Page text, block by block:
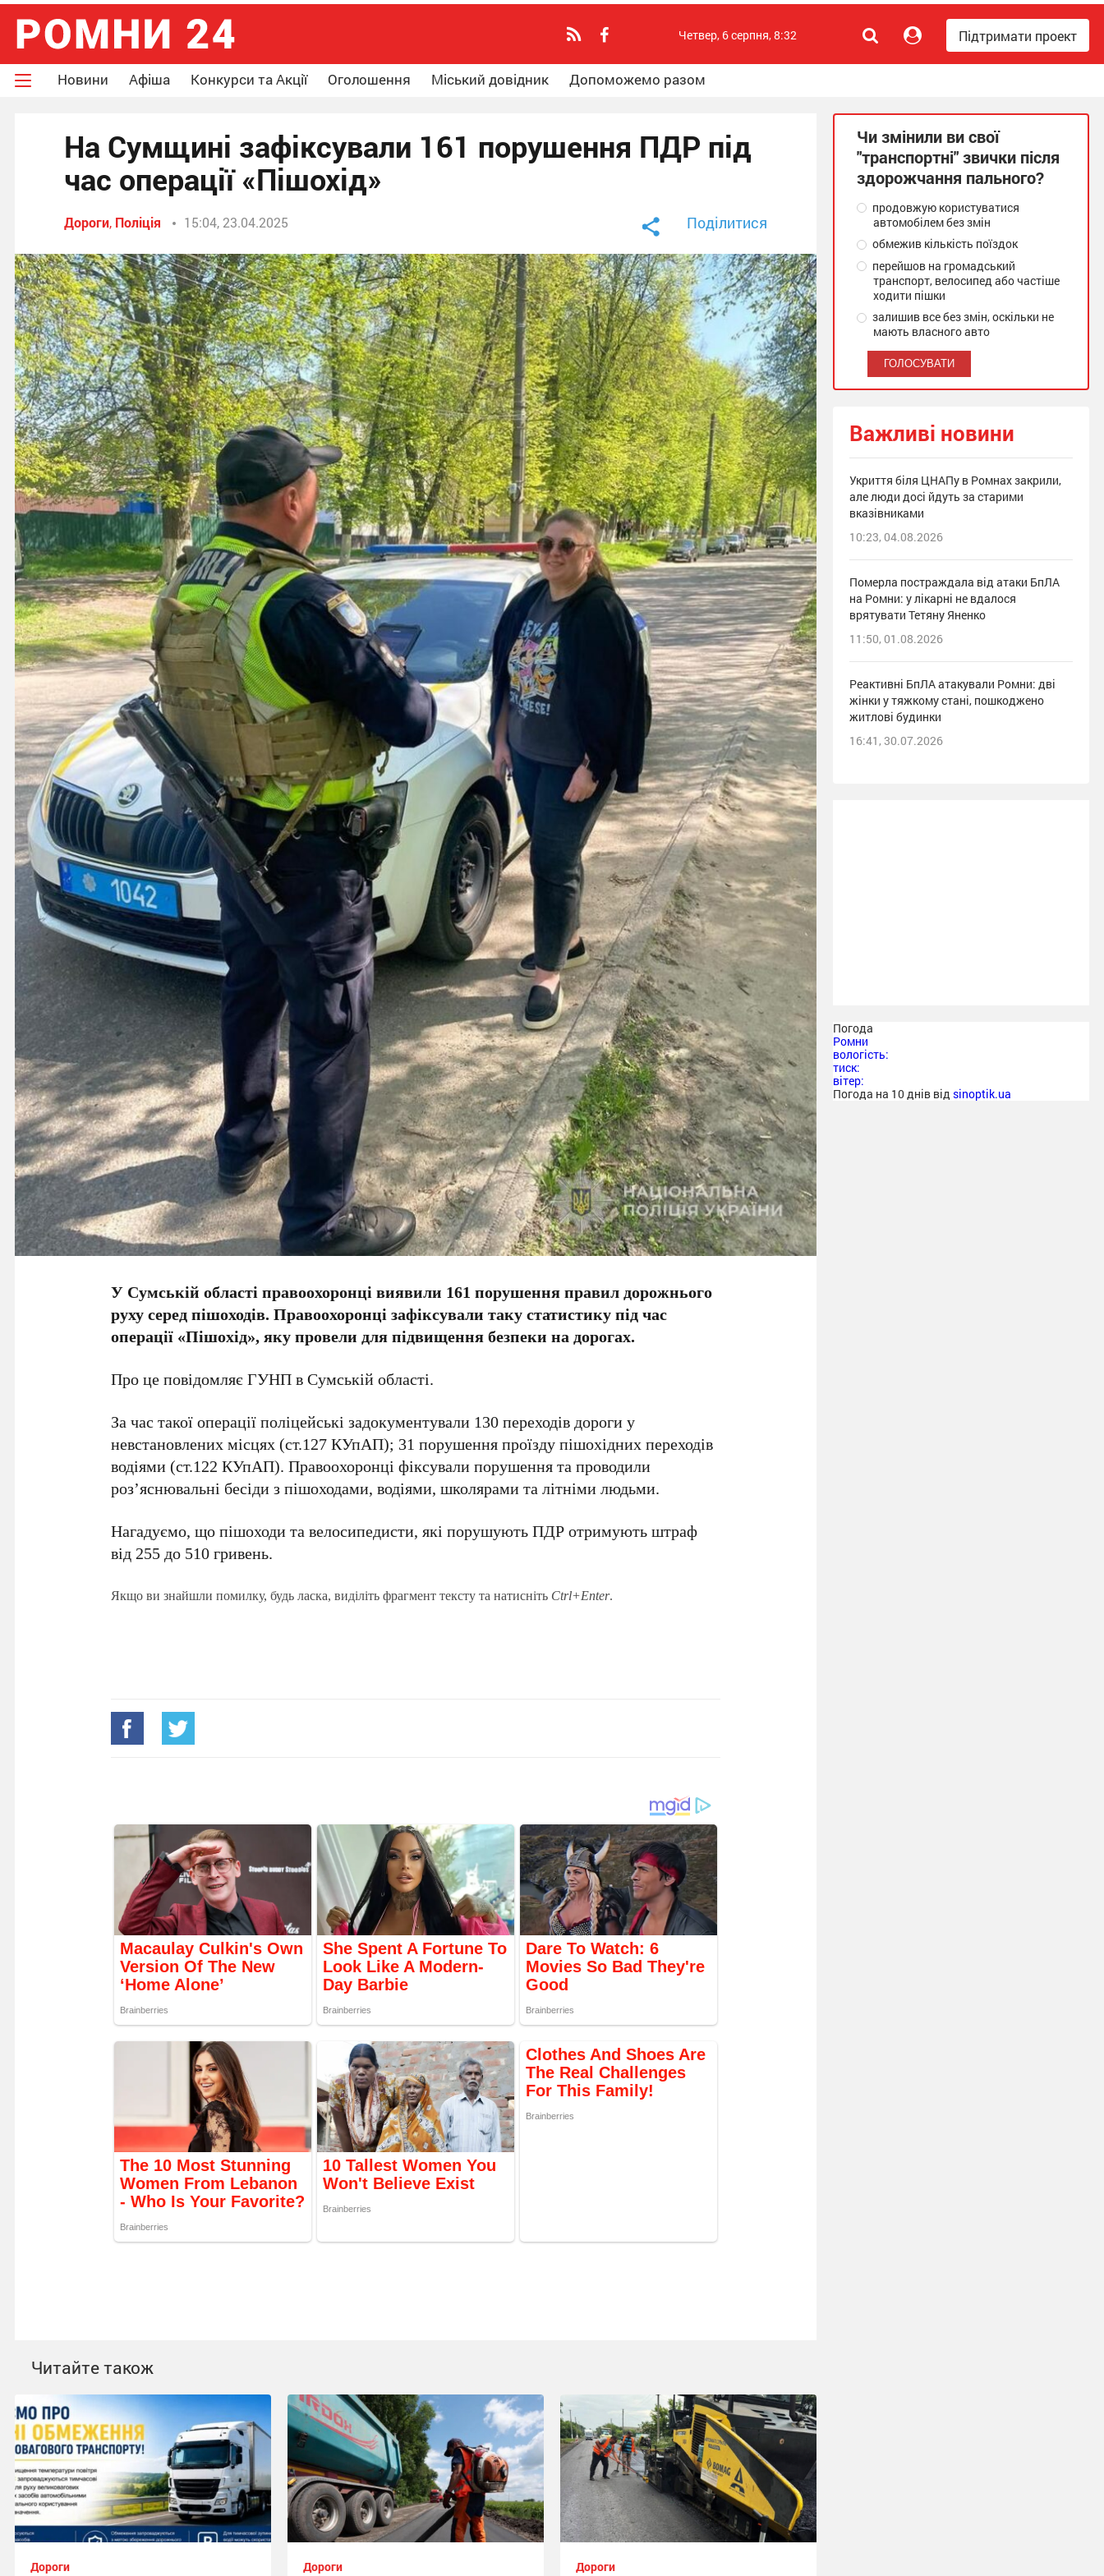
Підтримати проект
Четвер, 6 серпня, 8:32
Новини Афіша Конкурси та Акції Оголошення Міський довідник Допоможемо разом
На Сумщині зафіксували 161 порушення ПДР під
час операції «Пішохід»
Дороги, Поліція 15:04, 23.04.2025 Поділитися
У Сумській області правоохоронці виявили 161 порушення правил дорожнього
руху серед пішоходів. Правоохоронці зафіксували таку статистику під час
операції «Пішохід», яку провели для підвищення безпеки на дорогах.
Про це повідомляє ГУНП в Сумській області.
За час такої операції поліцейські задокументували 130 переходів дороги у
невстановлених місцях (ст.127 КУпАП); 31 порушення проїзду пішохідних переходів
водіями (ст.122 КУпАП). Правоохоронці фіксували порушення та проводили
роз’яснювальні бесіди з пішоходами, водіями, школярами та літніми людьми.
Нагадуємо, що пішоходи та велосипедисти, які порушують ПДР отримують штраф
від 255 до 510 гривень.
Якщо ви знайшли помилку, будь ласка, виділіть фрагмент тексту та натисніть Ctrl+Enter.
Читайте також
Дороги Дороги Дороги
Чи змінили ви свої
"транспортні" звички після
здорожчання пального?
продовжую користуватися
автомобілем без змін
обмежив кількість поїздок
перейшов на громадський
транспорт, велосипед або частіше
ходити пішки
залишив все без змін, оскільки не
мають власного авто
Важливі новини
Укриття біля ЦНАПу в Ромнах закрили,
але люди досі йдуть за старими
вказівниками
10:23, 04.08.2026
Померла постраждала від атаки БпЛА
на Ромни: у лікарні не вдалося
врятувати Тетяну Яненко
11:50, 01.08.2026
Реактивні БпЛА атакували Ромни: дві
жінки у тяжкому стані, пошкоджено
житлові будинки
16:41, 30.07.2026
Погода
Ромни
вологість:
тиск:
вітер:
Погода на 10 днів від sinoptik.ua